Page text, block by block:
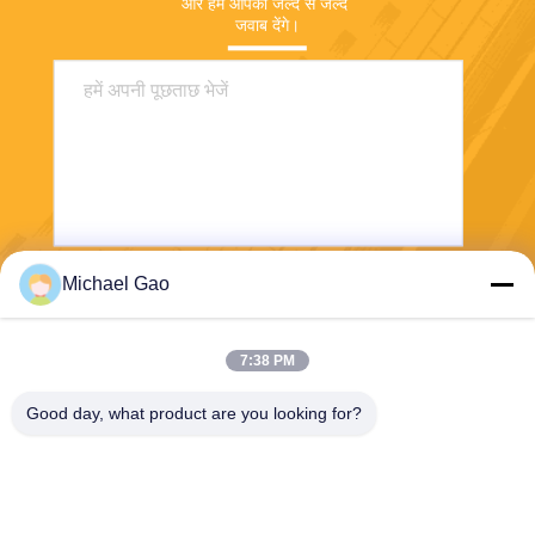
जवाब देंगे।
Michael Gao
7:38 PM
Good day, what product are you looking for?